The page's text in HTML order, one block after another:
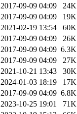
2017-09-09 04:09
24K
2017-09-09 04:09
19K
2021-02-19 13:54
60K
2017-09-09 04:09
26K
2017-09-09 04:09 6.3K
2017-09-09 04:09
27K
2021-10-21 13:43
30K
2024-01-03 18:19
17K
2017-09-09 04:09 6.8K
2023-10-25 19:01
71K